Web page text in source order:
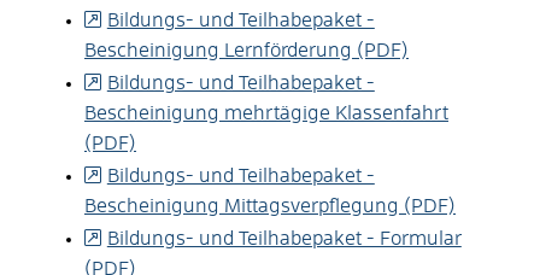
Bildungs- und Teilhabepaket -
Bescheinigung Lernförderung (PDF)
Bildungs- und Teilhabepaket -
Bescheinigung mehrtägige Klassenfahrt
(PDF)
Bildungs- und Teilhabepaket -
Bescheinigung Mittagsverpflegung (PDF)
Bildungs- und Teilhabepaket - Formular
(PDF)